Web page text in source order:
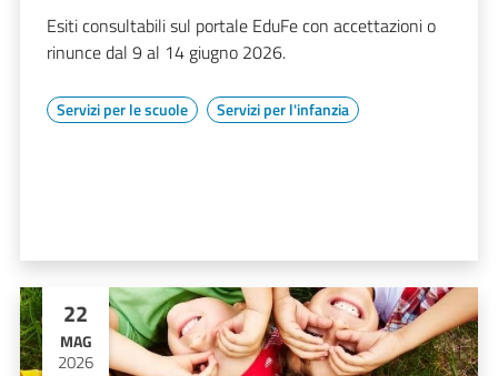
Esiti consultabili sul portale EduFe con accettazioni o
rinunce dal 9 al 14 giugno 2026.
Servizi per le scuole Servizi per l'infanzia
22
MAG
2026